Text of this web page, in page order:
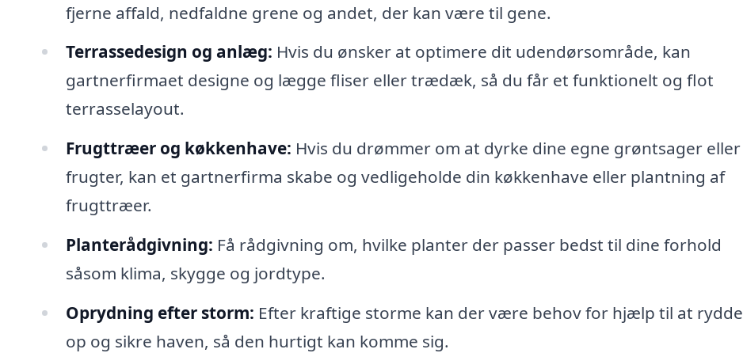
fjerne affald, nedfaldne grene og andet, der kan være til gene.
Terrassedesign og anlæg: Hvis du ønsker at optimere dit udendørsområde, kan
gartnerfirmaet designe og lægge fliser eller trædæk, så du får et funktionelt og flot
terrasselayout.
Frugttræer og køkkenhave: Hvis du drømmer om at dyrke dine egne grøntsager eller
frugter, kan et gartnerfirma skabe og vedligeholde din køkkenhave eller plantning af
frugttræer.
Planterådgivning: Få rådgivning om, hvilke planter der passer bedst til dine forhold
såsom klima, skygge og jordtype.
Oprydning efter storm: Efter kraftige storme kan der være behov for hjælp til at rydde
op og sikre haven, så den hurtigt kan komme sig.